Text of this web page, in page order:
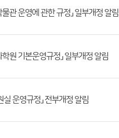
물관 운영에 관한 규정」 일부개정 알림
학원 기본운영규정」 일부개정 알림
실 운영규정」 전부개정 알림